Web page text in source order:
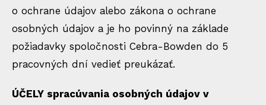
o ochrane údajov alebo zákona o ochrane
osobných údajov a je ho povinný na základe
požiadavky spoločnosti Cebra-Bowden do 5
pracovných dní vedieť preukázať.
ÚČELY spracúvania osobných údajov v